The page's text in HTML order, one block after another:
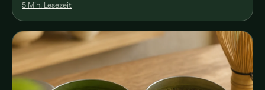
5 Min. Lesezeit